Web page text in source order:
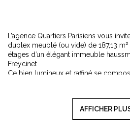
L’agence Quartiers Parisiens vous
duplex meublé (ou vide) de 187,13 m²
étages d’un élégant immeuble
Freycinet.
Ce bien lumineux et raffiné se
Un dernier étage avec double séjour
ouvrant sur une salle à manger.
Ce duplex allie charme de l’ancien et
AFFICHER